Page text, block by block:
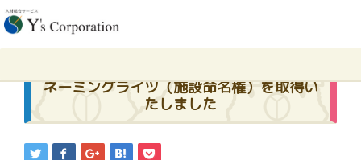
ネーミングライツ（施設命名権）を取得いたしました
ネーミングライツ（施設命名権）を取得い
たしました